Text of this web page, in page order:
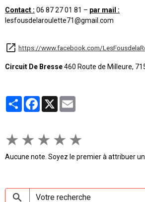
Contact : 06 87 27 01 81 – par mail :
lesfousdelaroulette71@gmail.com
https://www.facebook.com/
Circuit De Bresse460 Route de Milleure,
PartagerFacebook
X
★ ★ ★ ★ ★
Aucune note. Soyez le premier à attribuer